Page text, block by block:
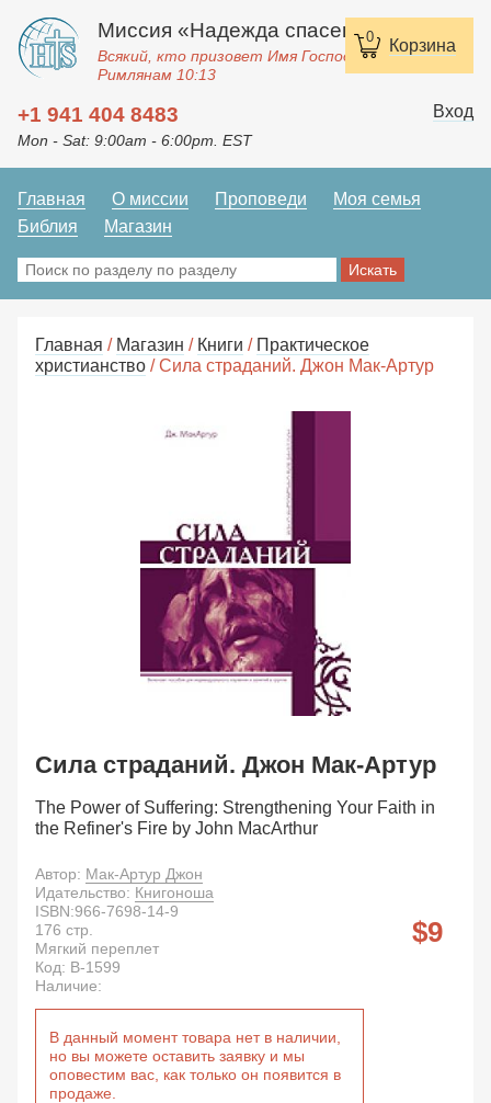
0 Корзина
Миссия «Надежда спасения»
Всякий, кто призовет Имя Господне, спасется.
Римлянам 10:13
+1 941 404 8483
Mon - Sat: 9:00am - 6:00pm. EST
Вход
Главная О миссии Проповеди
Моя семья
Библия
Магазин
Главная / Магазин / Книги / Практическое
христианство / Сила страданий. Джон Мак-Артур
Сила страданий. Джон Мак-Артур
The Power of Suffering: Strengthening Your Faith in
the Refiner's Fire by John MacArthur
Автор: Мак-Артур Джон
Идательство: Книгоноша
9
ISBN:966-7698-14-9
176 стр.
Мягкий переплет
Код: B-1599
Наличие:
В данный момент товара нет в наличии,
но вы можете оставить заявку и мы
оповестим вас, как только он появится в
продаже.